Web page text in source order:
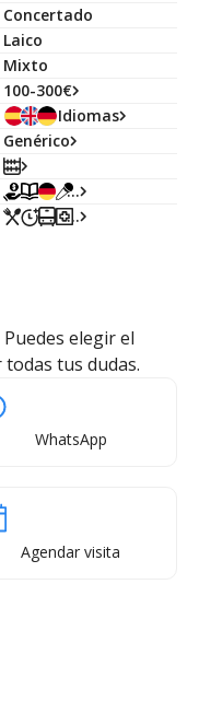
Concertado
Laico
Mixto
100-300€
Idiomas
Genérico
...
...
elegir el
tus dudas.
WhatsApp
Agendar visita